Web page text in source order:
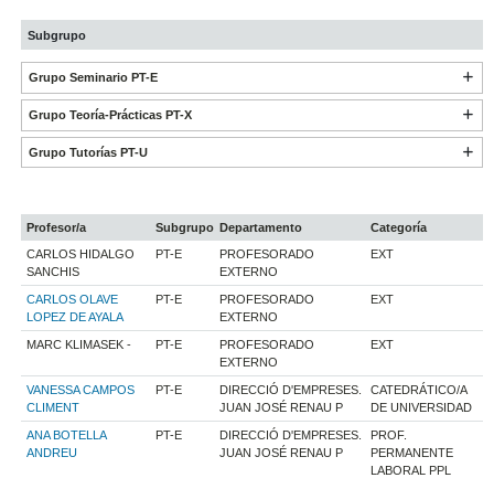
Subgrupo
Grupo Seminario PT-E
Grupo Teoría-Prácticas PT-X
Grupo Tutorías PT-U
Profesor/a Subgrupo Departamento
Categoría
CARLOS HIDALGO
SANCHIS
PT-E
PROFESORADO
EXTERNO
EXT
CARLOS OLAVE
LOPEZ DE AYALA
PT-E
PROFESORADO
EXTERNO
EXT
MARC KLIMASEK - PT-E
PROFESORADO
EXTERNO
EXT
VANESSA CAMPOS
CLIMENT
PT-E
DIRECCIÓ D'EMPRESES.
JUAN JOSÉ RENAU P
CATEDRÁTICO/A
DE UNIVERSIDAD
ANA BOTELLA
ANDREU
PT-E
DIRECCIÓ D'EMPRESES.
JUAN JOSÉ RENAU P
PROF.
PERMANENTE
LABORAL PPL